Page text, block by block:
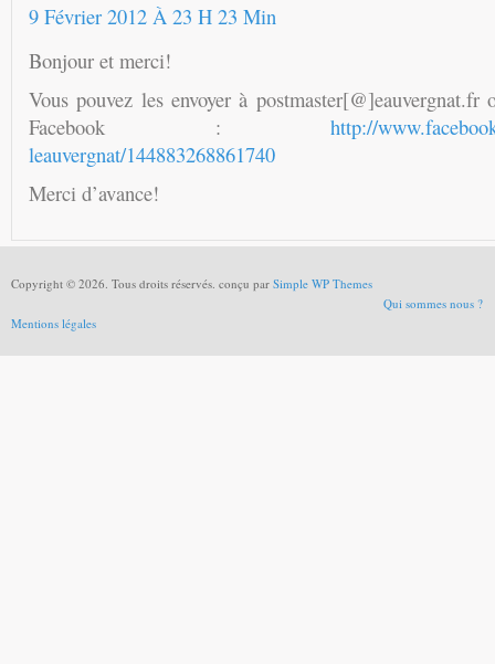
9 Février 2012 À 23 H 23 Min
Bonjour et merci!
Vous pouvez les envoyer à postmaster[@]eauvergnat.fr
Facebook : http://
leauvergnat/144883268861740
Merci d’avance!
Copyright © 2026. Tous droits réservés. conçu par Simple WP Themes
Qui sommes nous ?
Mentions légales